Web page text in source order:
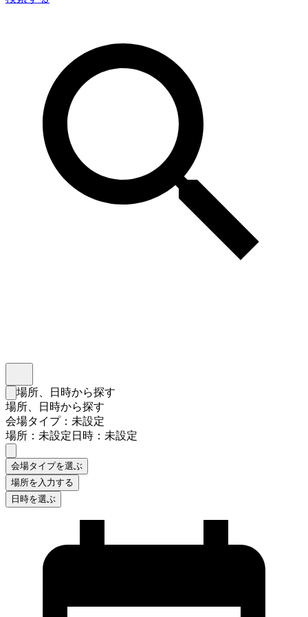
検索フォームを閉じる
場所、日時から探す
場所、日時から探す
会場タイプ：未設定
場所：未設定日時：未設定
会場タイプを選ぶ
場所を入力する
日時を選ぶ